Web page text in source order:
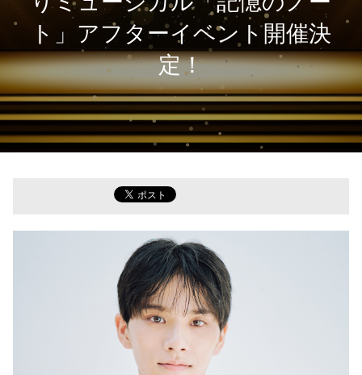
ト」アフターイベント開催決
定！